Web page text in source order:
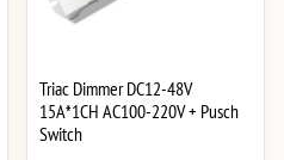
Triac Dimmer DC12-48V
15A*1CH AC100-220V + Pusch
Switch